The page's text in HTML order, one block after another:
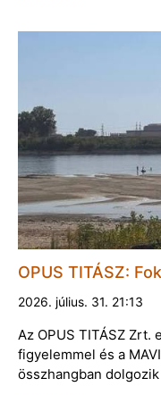
OPUS TITÁSZ:
2026. július. 31. 21:13
Az OPUS TITÁSZ
figyelemmel és a
összhangban